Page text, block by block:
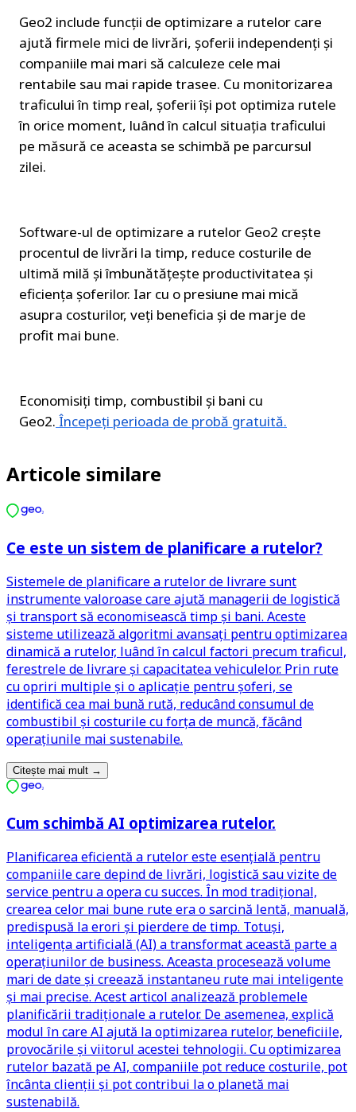
Geo2 include funcții de optimizare a rutelor care
ajută firmele mici de livrări, șoferii independenți și
companiile mai mari să calculeze cele mai
rentabile sau mai rapide trasee. Cu monitorizarea
traficului în timp real, șoferii își pot optimiza rutele
în orice moment, luând în calcul situația traficului
pe măsură ce aceasta se schimbă pe parcursul
zilei.
Software-ul de optimizare a rutelor Geo2 crește
procentul de livrări la timp, reduce costurile de
ultimă milă și îmbunătățește productivitatea și
eficiența șoferilor. Iar cu o presiune mai mică
asupra costurilor, veți beneficia și de marje de
profit mai bune.
Economisiți timp, combustibil și bani cu
Geo2. Începeți perioada de probă gratuită.
Articole similare
Ce este un sistem de planificare a rutelor?
Sistemele de planificare a rutelor de livrare sunt
instrumente valoroase care ajută managerii de logistică
și transport să economisească timp și bani. Aceste
sisteme utilizează algoritmi avansați pentru optimizarea
dinamică a rutelor, luând în calcul factori precum traficul,
ferestrele de livrare și capacitatea vehiculelor. Prin rute
cu opriri multiple și o aplicație pentru șoferi, se
identifică cea mai bună rută, reducând consumul de
combustibil și costurile cu forța de muncă, făcând
operațiunile mai sustenabile.
Citește mai mult →
Cum schimbă AI optimizarea rutelor.
Planificarea eficientă a rutelor este esențială pentru
companiile care depind de livrări, logistică sau vizite de
service pentru a opera cu succes. În mod tradițional,
crearea celor mai bune rute era o sarcină lentă, manuală,
predispusă la erori și pierdere de timp. Totuși,
inteligența artificială (AI) a transformat această parte a
operațiunilor de business. Aceasta procesează volume
mari de date și creează instantaneu rute mai inteligente
și mai precise. Acest articol analizează problemele
planificării tradiționale a rutelor. De asemenea, explică
modul în care AI ajută la optimizarea rutelor, beneficiile,
provocările și viitorul acestei tehnologii. Cu optimizarea
rutelor bazată pe AI, companiile pot reduce costurile, pot
încânta clienții și pot contribui la o planetă mai
sustenabilă.